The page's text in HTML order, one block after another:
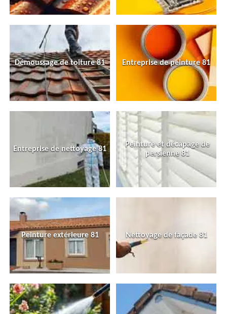
Démoussage de toiture 81 Entreprise de peinture 81
Entreprise de nettoyage 81
Peinture et décapage de
persienne 81
Peinture extérieure 81 Nettoyage de façade 81